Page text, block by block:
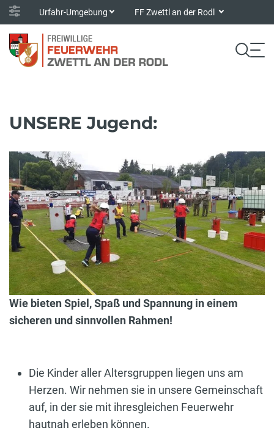
Urfahr-Umgebung FF Zwettl an der Rodl
UNSERE Jugend:
Wie bieten Spiel, Spaß und Spannung in einem
sicheren und sinnvollen Rahmen!
Die Kinder aller Altersgruppen liegen uns am
Herzen. Wir nehmen sie in unsere Gemeinschaft
auf, in der sie mit ihresgleichen Feuerwehr
hautnah erleben können.